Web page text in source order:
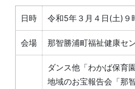
日時 令和5年３月４日(土)９
会場 那智勝浦町福祉健康セ
ダンス他「わかば保育園
地域のお宝報告会「那